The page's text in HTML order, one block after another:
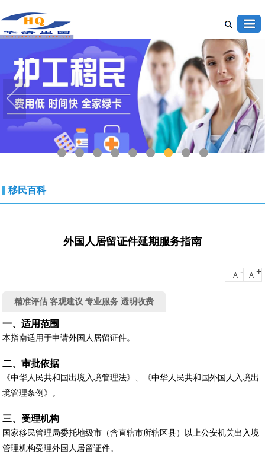
2 3 4 5 6 7 8 9
移民百科
外国人居留证件延期服务指南
A - A +
精准评估 客观建议 专业服务 透明收费
一、适用范围
本指南适用于申请外国人居留证件。
二、审批依据
《中华人民共和国出境入境管理法》、《中华人民共和国外国人入境出
境管理条例》。
三、受理机构
国家移民管理局委托地级市（含直辖市所辖区县）以上公安机关出入境
管理机构受理外国人居留证件。